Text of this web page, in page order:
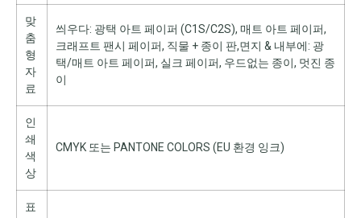
맞
춤
형
자
료
씌우다: 광택 아트 페이퍼 (C1S/C2S), 매트 아트 페이퍼,
크래프트 팬시 페이퍼, 직물 + 종이 판,면지 & 내부에: 광
택/매트 아트 페이퍼, 실크 페이퍼, 우드없는 종이, 멋진 종
이
인
쇄
색
상
CMYK 또는 PANTONE COLORS (EU 환경 잉크)
표